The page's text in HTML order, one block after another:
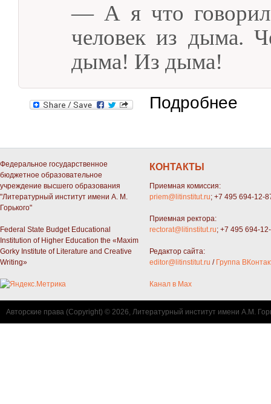
— А я что
человек из дыма.
дыма! Из дыма!
Подробнее
Федеральное государственное
бюджетное образовательное
учреждение высшего образования
"Литературный институт имени А. М.
Горького"
Federal State Budget Educational
Institution of Higher Education the «Maxim
Gorky Institute of Literature and Creative
Writing»
КОНТАКТЫ
Приемная комиссия:
priem@litinstitut.ru; +7 495 694-12-
Приемная ректора:
rectorat@litinstitut.ru; +7 495 694-
Редактор сайта:
editor@litinstitut.ru / Группа
Канал в Max
Авторские права (Copyright) © 2026, Литературный институт имени А.М.